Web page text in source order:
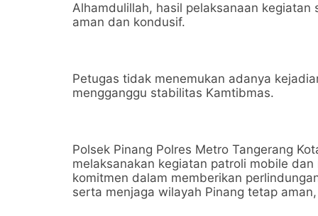
Alhamdulillah, hasil pelaksanaan
aman dan kondusif.
Petugas tidak menemukan adanya
mengganggu stabilitas Kamtibmas.
Polsek Pinang Polres Metro Tangerang
melaksanakan kegiatan patroli mobile
komitmen dalam memberikan
serta menjaga wilayah Pinang tetap